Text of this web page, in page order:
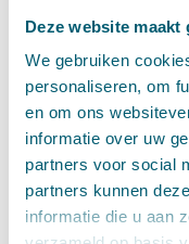
Deze website
We gebruiken
personaliseren, om
en om ons
informatie over uw
partners voor social
partners kunnen
informatie die u aan
Deel dit artikel via
Contact